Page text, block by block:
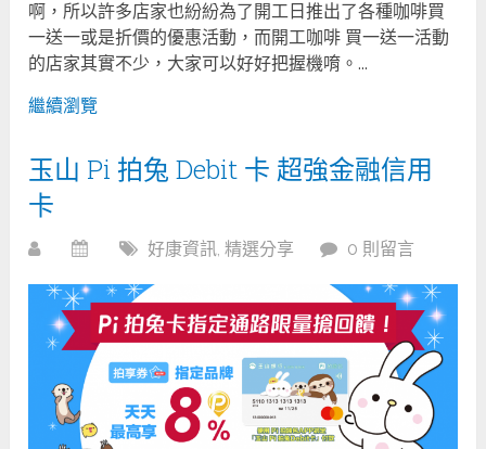
啊，所以許多店家也紛紛為了開工日推出了各種咖啡買
一送一或是折價的優惠活動，而開工咖啡 買一送一活動
的店家其實不少，大家可以好好把握機唷。...
繼續瀏覽
玉山 Pi 拍兔 Debit 卡 超強金融信用
卡
好康資訊,精選分享 0 則留言